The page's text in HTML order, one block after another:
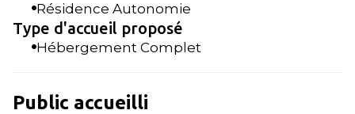
Résidence Autonomie
Type d'accueil proposé
Hébergement Complet
Public accueilli